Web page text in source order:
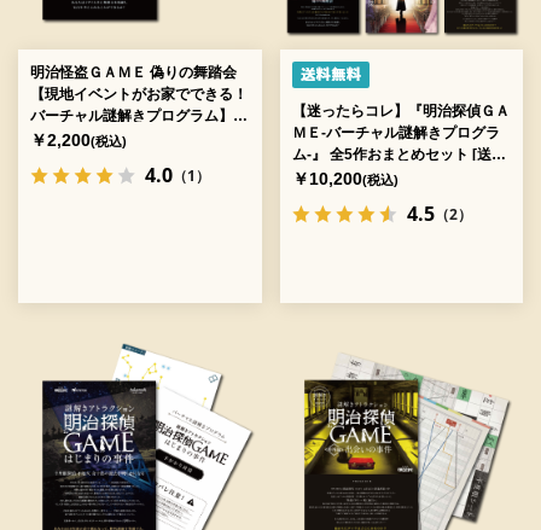
明治怪盗ＧＡＭＥ 偽りの舞踏会
【現地イベントがお家でできる！
バーチャル謎解きプログラム】
[送料ウエイト：3]
￥2,200(税込)
4.0 （1）
【迷ったらコレ】『明治探偵ＧＡ
ＭＥ-バーチャル謎解きプログラ
ム-』 全5作おまとめセット [送料
ウエイト：14]
￥10,200(税込)
4.5（2）